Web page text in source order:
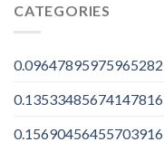
CATEGORIES
0.09647895975965282
0.13533485674147816
0.15690456455703916